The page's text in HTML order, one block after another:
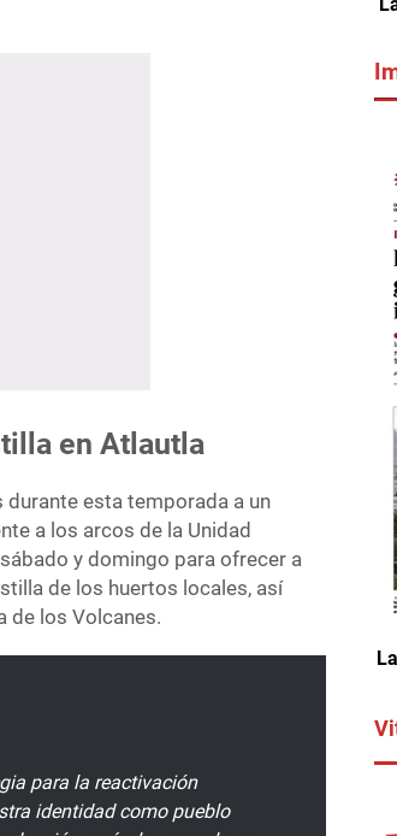
en Atlautla
durante esta temporada a un
a los arcos de la Unidad
y domingo para ofrecer a
de los huertos locales, así
de los Volcanes.
para la reactivación
identidad como pueblo